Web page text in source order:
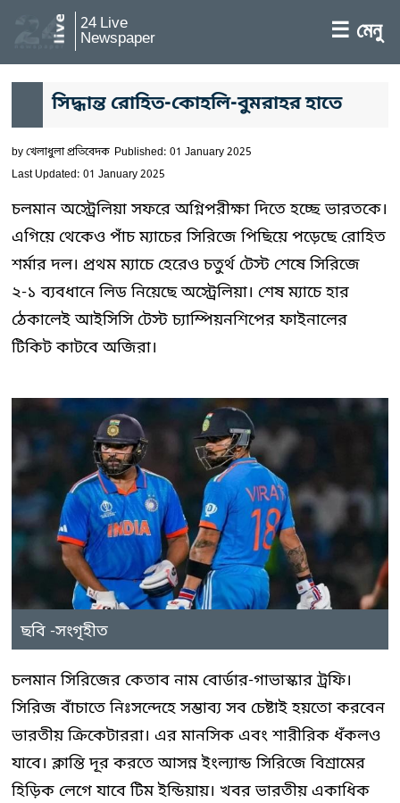
24 Live
Newspaper ☰ মেনু
সিদ্ধান্ত রোহিত-কোহলি-বুমরাহর হাতে
byখেলাধুলা প্রতিবেদক Published: 01 January 2025
Last Updated: 01 January 2025
চলমান অস্ট্রেলিয়া সফরে অগ্নিপরীক্ষা দিতে হচ্ছে ভারতকে।
এগিয়ে থেকেও পাঁচ ম্যাচের সিরিজে পিছিয়ে পড়েছে রোহিত
শর্মার দল। প্রথম ম্যাচে হেরেও চতুর্থ টেস্ট শেষে সিরিজে
২-১ ব্যবধানে লিড নিয়েছে অস্ট্রেলিয়া। শেষ ম্যাচে হার
ঠেকালেই আইসিসি টেস্ট চ্যাম্পিয়নশিপের ফাইনালের
টিকিট কাটবে অজিরা।
ছবি -সংগৃহীত
চলমান সিরিজের কেতাব নাম বোর্ডার-গাভাস্কার ট্রফি।
সিরিজ বাঁচাতে নিঃসন্দেহে সম্ভাব্য সব চেষ্টাই হয়তো করবেন
ভারতীয় ক্রিকেটাররা। এর মানসিক এবং শারীরিক ধঁকলও
যাবে। ক্লান্তি দূর করতে আসন্ন ইংল্যান্ড সিরিজে বিশ্রামের
হিড়িক লেগে যাবে টিম ইন্ডিয়ায়। খবর ভারতীয় একাধিক